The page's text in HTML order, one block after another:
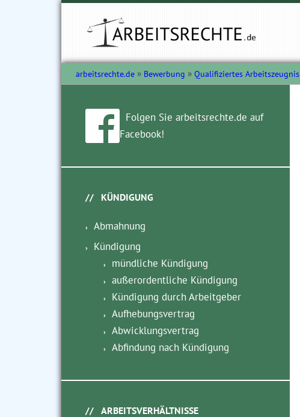
arbeitsrechte.de Bewerbung Qualifiziertes Arbeitszeugnis
Folgen Sie arbeitsrechte.de auf
Facebook!
KÜNDIGUNG
Abmahnung
Kündigung
mündliche Kündigung
außerordentliche Kündigung
Kündigung durch Arbeitgeber
Aufhebungsvertrag
Abwicklungsvertrag
Abfindung nach Kündigung
ARBEITSVERHÄLTNISSE